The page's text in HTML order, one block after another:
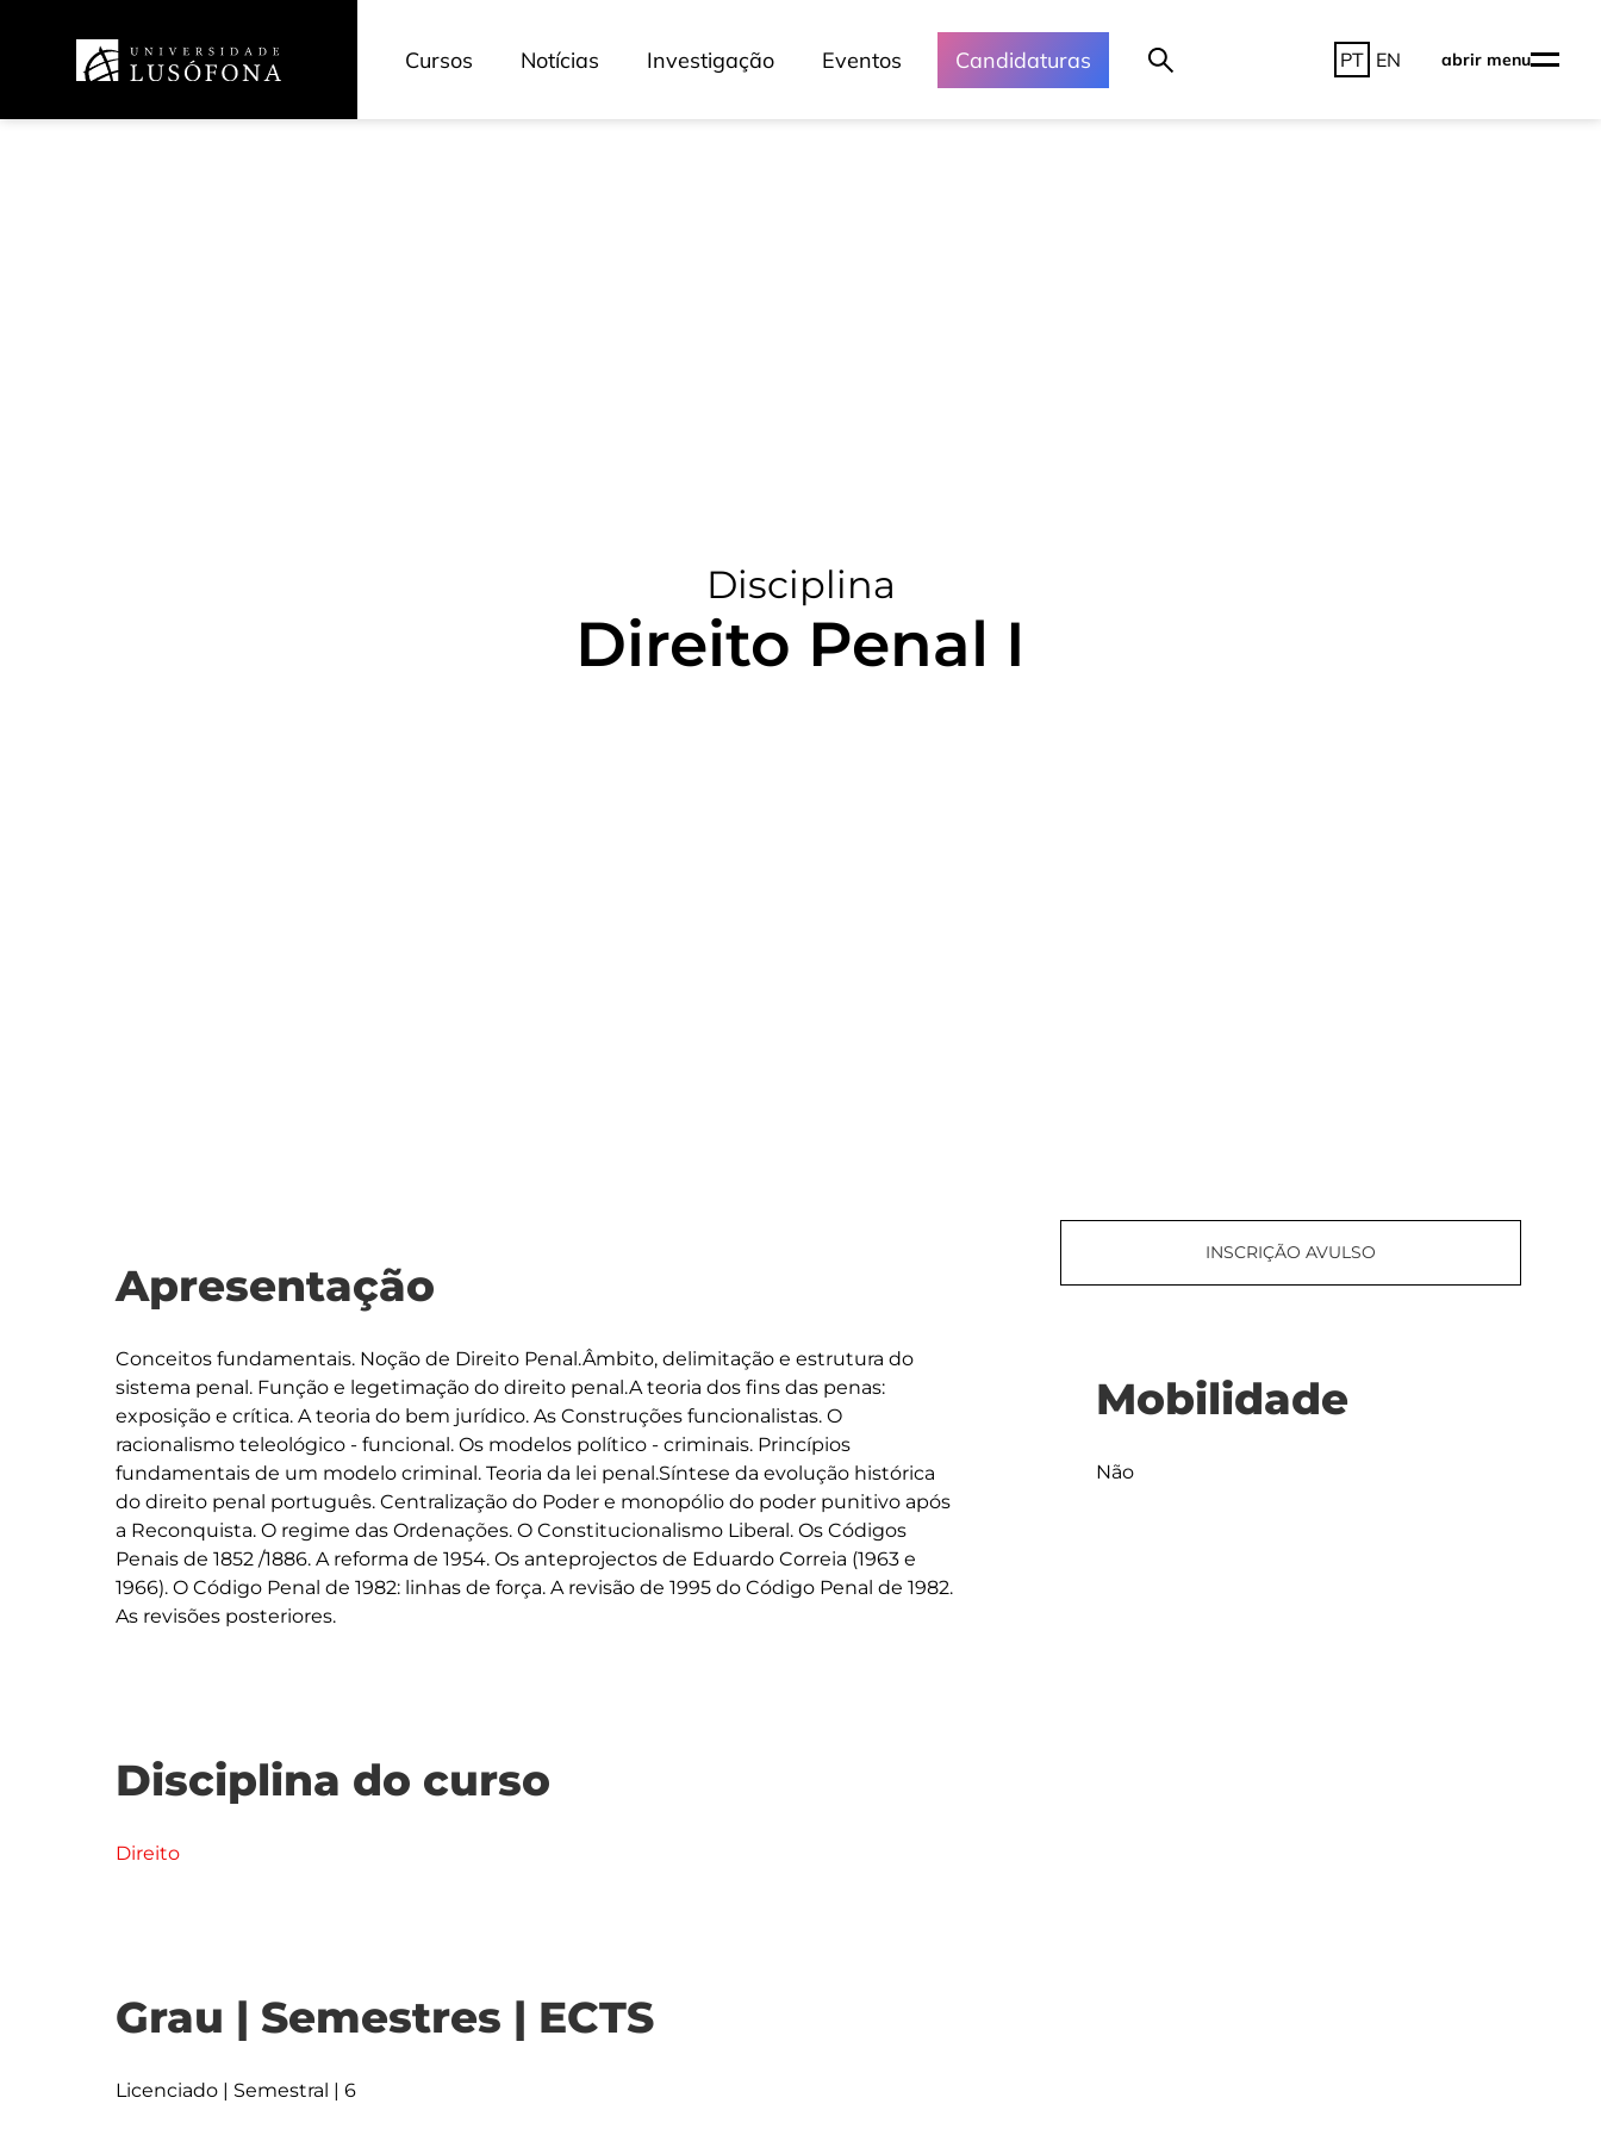
Cursos Notícias Investigação Eventos Candidaturas PT EN abrir menu
Disciplina
Direito Penal I
Apresentação
Conceitos fundamentais. Noção de Direito Penal.Âmbito, delimitação e estrutura do
sistema penal. Função e legetimação do direito penal.A teoria dos fins das penas:
exposição e crítica. A teoria do bem jurídico. As Construções funcionalistas. O
racionalismo teleológico - funcional. Os modelos político - criminais. Princípios
fundamentais de um modelo criminal. Teoria da lei penal.Síntese da evolução histórica
do direito penal português. Centralização do Poder e monopólio do poder punitivo após
a Reconquista. O regime das Ordenações. O Constitucionalismo Liberal. Os Códigos
Penais de 1852 /1886. A reforma de 1954. Os anteprojectos de Eduardo Correia (1963 e
1966). O Código Penal de 1982: linhas de força. A revisão de 1995 do Código Penal de 1982.
Disciplina do curso
Direito
Grau | Semestres | ECTS
Licenciado | Semestral | 6
INSCRIÇÃO AVULSO
Mobilidade
Não